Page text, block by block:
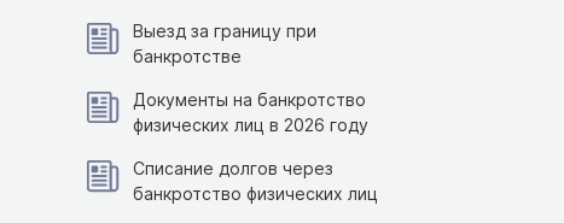
Выезд за границу при
банкротстве
Документы на банкротство
физических лиц в 2026 году
Списание долгов через
банкротство физических лиц